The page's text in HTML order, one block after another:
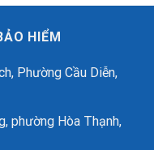
HIỂM
Phường Cầu Diễn,
phường Hòa Thạnh,